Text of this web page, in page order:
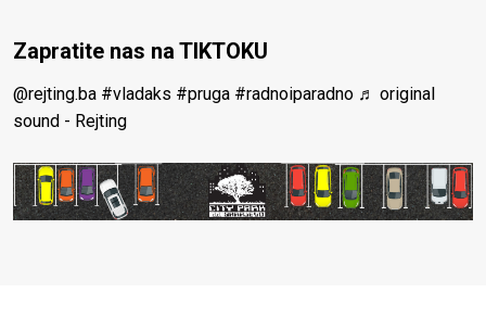
Zapratite nas na TIKTOKU
@rejting.ba #vladaks #pruga #radnoiparadno ♬ original
sound - Rejting